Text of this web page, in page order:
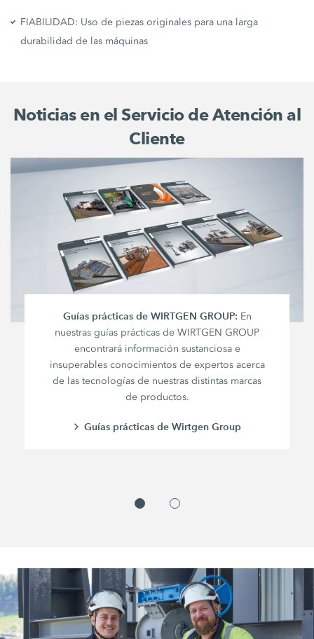
FIABILIDAD: Uso de piezas originales para una larga
durabilidad de las máquinas
Noticias en el Servicio de Atención al
Cliente
Guías prácticas de WIRTGEN GROUP: En
nuestras guías prácticas de WIRTGEN GROUP
encontrará información sustanciosa e
insuperables conocimientos de expertos acerca
de las tecnologías de nuestras distintas marcas
de productos.
Guías prácticas de Wirtgen Group